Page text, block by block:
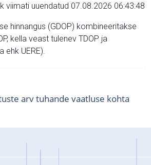
viimati uuendatud 07.08.2026 06:43:48
hinnangus (GDOP) kombineeritakse
kella veast tulenev TDOP ja
UERE).
arv tuhande vaatluse kohta